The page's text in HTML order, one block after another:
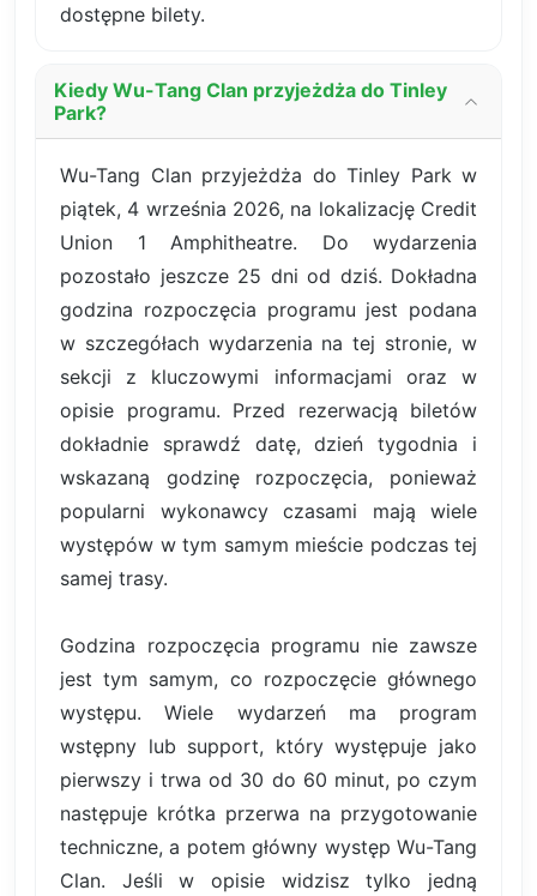
dostępne bilety.
Kiedy Wu-Tang Clan przyjeżdża do Tinley
Park?
Wu-Tang Clan przyjeżdża do Tinley Park w
piątek, 4 września 2026, na lokalizację Credit
Union 1 Amphitheatre. Do wydarzenia
pozostało jeszcze 25 dni od dziś. Dokładna
godzina rozpoczęcia programu jest podana
w szczegółach wydarzenia na tej stronie, w
sekcji z kluczowymi informacjami oraz w
opisie programu. Przed rezerwacją biletów
dokładnie sprawdź datę, dzień tygodnia i
wskazaną godzinę rozpoczęcia, ponieważ
popularni wykonawcy czasami mają wiele
występów w tym samym mieście podczas tej
samej trasy.
Godzina rozpoczęcia programu nie zawsze
jest tym samym, co rozpoczęcie głównego
występu. Wiele wydarzeń ma program
wstępny lub support, który występuje jako
pierwszy i trwa od 30 do 60 minut, po czym
następuje krótka przerwa na przygotowanie
techniczne, a potem główny występ Wu-Tang
Clan. Jeśli w opisie widzisz tylko jedną